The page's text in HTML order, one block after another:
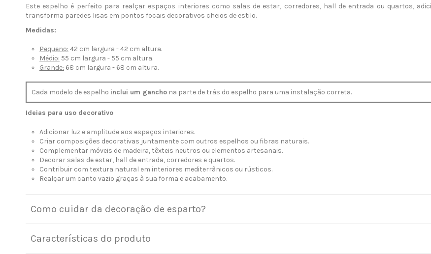
Este espelho é perfeito para realçar espaços interiores como salas de estar, corredores, hall de entrada ou quartos,
transforma paredes lisas em pontos focais decorativos cheios de estilo.
Medidas:
Pequeno: 42 cm largura - 42 cm altura.
Médio: 55 cm largura - 55 cm altura.
Grande: 68 cm largura - 68 cm altura.
Cada modelo de espelho inclui um gancho na parte de trás do espelho para uma instalação correta.
Ideias para uso decorativo
Adicionar luz e amplitude aos espaços interiores.
Criar composições decorativas juntamente com outros espelhos ou fibras naturais.
Complementar móveis de madeira, têxteis neutros ou elementos artesanais.
Decorar salas de estar, hall de entrada, corredores e quartos.
Contribuir com textura natural em interiores mediterrânicos ou rústicos.
Realçar um canto vazio graças à sua forma e acabamento.
Como cuidar da decoração de esparto?
Características do produto